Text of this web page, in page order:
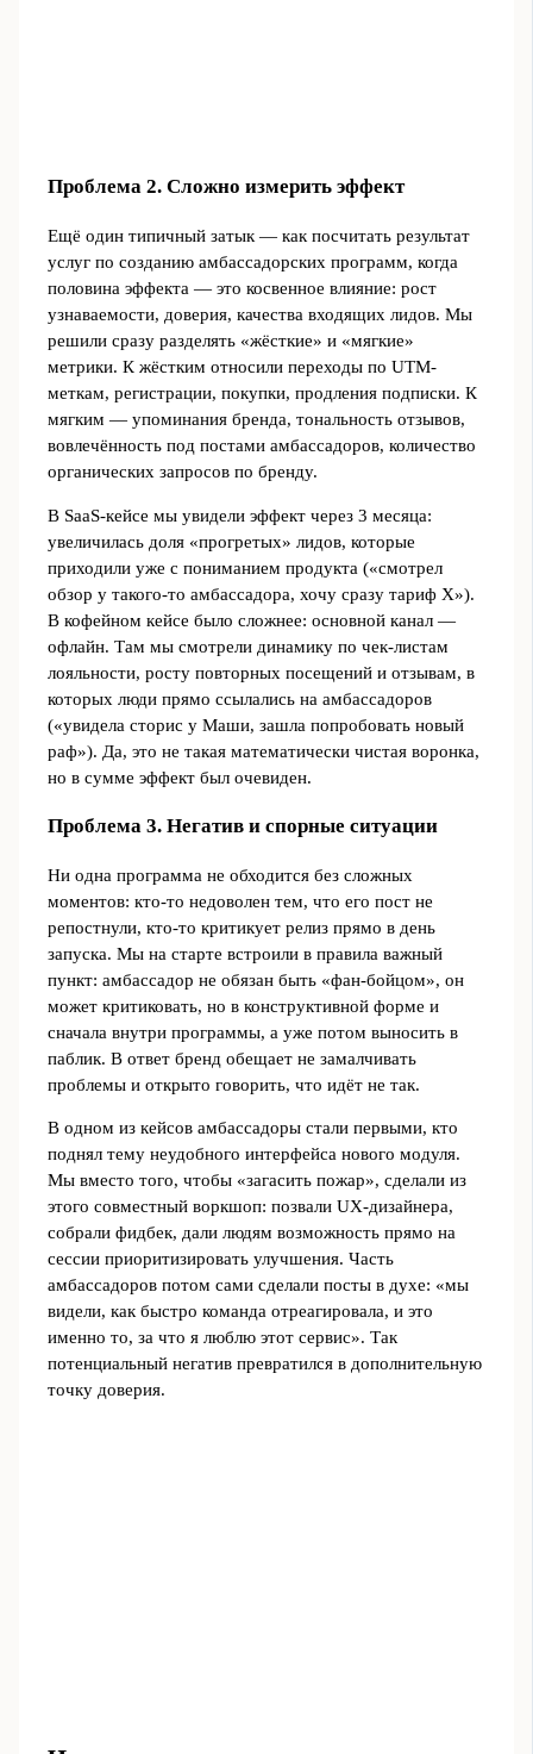
Проблема 2. Сложно измерить эффект
Ещё один типичный затык — как посчитать результат
услуг по созданию амбассадорских программ, когда
половина эффекта — это косвенное влияние: рост
узнаваемости, доверия, качества входящих лидов. Мы
решили сразу разделять «жёсткие» и «мягкие»
метрики. К жёстким относили переходы по UTM-
меткам, регистрации, покупки, продления подписки. К
мягким — упоминания бренда, тональность отзывов,
вовлечённость под постами амбассадоров, количество
органических запросов по бренду.
В SaaS-кейсе мы увидели эффект через 3 месяца:
увеличилась доля «прогретых» лидов, которые
приходили уже с пониманием продукта («смотрел
обзор у такого-то амбассадора, хочу сразу тариф Х»).
В кофейном кейсе было сложнее: основной канал —
офлайн. Там мы смотрели динамику по чек-листам
лояльности, росту повторных посещений и отзывам, в
которых люди прямо ссылались на амбассадоров
(«увидела сторис у Маши, зашла попробовать новый
раф»). Да, это не такая математически чистая воронка,
но в сумме эффект был очевиден.
Проблема 3. Негатив и спорные ситуации
Ни одна программа не обходится без сложных
моментов: кто-то недоволен тем, что его пост не
репостнули, кто-то критикует релиз прямо в день
запуска. Мы на старте встроили в правила важный
пункт: амбассадор не обязан быть «фан-бойцом», он
может критиковать, но в конструктивной форме и
сначала внутри программы, а уже потом выносить в
паблик. В ответ бренд обещает не замалчивать
проблемы и открыто говорить, что идёт не так.
В одном из кейсов амбассадоры стали первыми, кто
поднял тему неудобного интерфейса нового модуля.
Мы вместо того, чтобы «загасить пожар», сделали из
этого совместный воркшоп: позвали UX-дизайнера,
собрали фидбек, дали людям возможность прямо на
сессии приоритизировать улучшения. Часть
амбассадоров потом сами сделали посты в духе: «мы
видели, как быстро команда отреагировала, и это
именно то, за что я люблю этот сервис». Так
потенциальный негатив превратился в дополнительную
точку доверия.